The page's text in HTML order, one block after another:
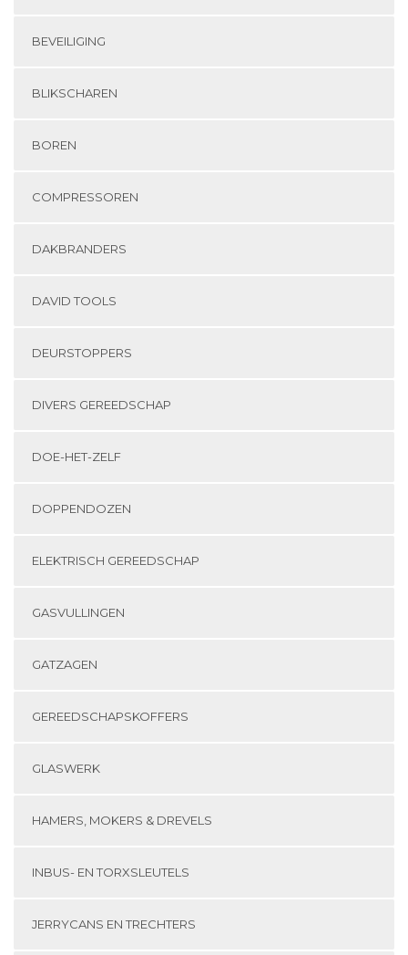
BEVEILIGING
BLIKSCHAREN
BOREN
COMPRESSOREN
DAKBRANDERS
DAVID TOOLS
DEURSTOPPERS
DIVERS GEREEDSCHAP
DOE-HET-ZELF
DOPPENDOZEN
ELEKTRISCH GEREEDSCHAP
GASVULLINGEN
GATZAGEN
GEREEDSCHAPSKOFFERS
GLASWERK
HAMERS, MOKERS & DREVELS
INBUS- EN TORXSLEUTELS
JERRYCANS EN TRECHTERS